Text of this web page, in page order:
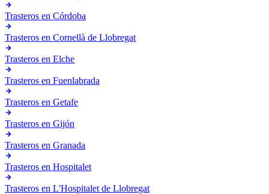
Trasteros en Córdoba
Trasteros en Cornellà de Llobregat
Trasteros en Elche
Trasteros en Fuenlabrada
Trasteros en Getafe
Trasteros en Gijón
Trasteros en Granada
Trasteros en Hospitalet
Trasteros en L'Hospitalet de Llobregat